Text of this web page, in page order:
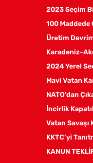
2023 Seçim
100 Maddede
Üretim
Karadeniz-
2024 Yerel
Mavi Vatan
NATO’dan
İncirlik
Vatan Savaşı
KKTC’yi
KANUN